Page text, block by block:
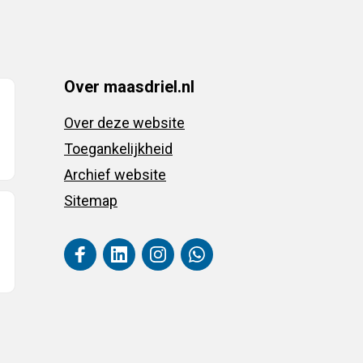
Over maasdriel.nl
Over deze website
Toegankelijkheid
Archief website
Sitemap